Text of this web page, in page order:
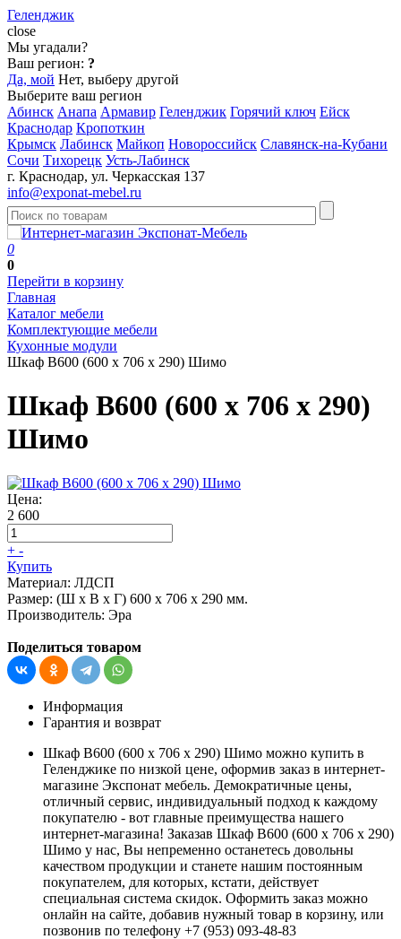
Геленджик
close
Мы угадали?
Ваш регион: ?
Да, мой Нет, выберу другой
Выберите ваш регион
Абинск Анапа Армавир Геленджик Горячий ключ Ейск
Краснодар Кропоткин
Крымск Лабинск Майкоп Новороссийск Славянск-на-Кубани
Сочи Тихорецк Усть-Лабинск
г. Краснодар, ул. Черкасская 137
info@exponat-mebel.ru
0
0
Перейти в корзину
Главная
Каталог мебели
Комплектующие мебели
Кухонные модули
Шкаф В600 (600 х 706 х 290) Шимо
Шкаф В600 (600 х 706 х 290)
Шимо
Цена:
2 600
+ -
Купить
Материал: ЛДСП
Размер: (Ш х В х Г) 600 х 706 х 290 мм.
Производитель: Эра
Поделиться товаром
Информация
Гарантия и возврат
Шкаф В600 (600 х 706 х 290) Шимо можно купить в
Геленджике по низкой цене, оформив заказ в интернет-
магазине Экспонат мебель. Демократичные цены,
отличный сервис, индивидуальный подход к каждому
покупателю - вот главные преимущества нашего
интернет-магазина! Заказав Шкаф В600 (600 х 706 х 290)
Шимо у нас, Вы непременно останетесь довольны
качеством продукции и станете нашим постоянным
покупателем, для которых, кстати, действует
специальная система скидок. Оформить заказ можно
онлайн на сайте, добавив нужный товар в корзину, или
позвонив по телефону +7 (953) 093-48-83